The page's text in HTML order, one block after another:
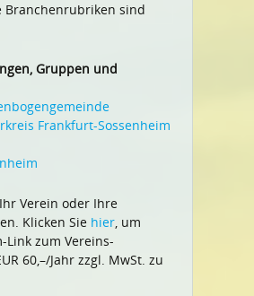
Branchenrubriken sind
Gruppen und
Frankfurt-Sossenheim
Verein oder Ihre
Klicken Sie hier, um
Link zum Vereins-
60,–/Jahr zzgl. MwSt. zu